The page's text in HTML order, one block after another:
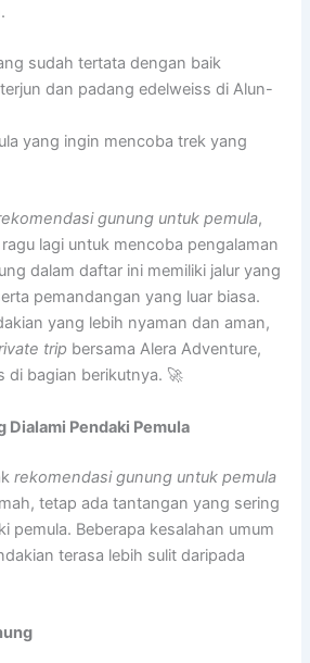
sudah tertata dengan baik
dan padang edelweiss di Alun-
yang ingin mencoba trek yang
gunung untuk pemula,
lagi untuk mencoba pengalaman
dalam daftar ini memiliki jalur yang
pemandangan yang luar biasa.
yang lebih nyaman dan aman,
trip bersama Alera Adventure,
di bagian berikutnya. 🚀
Dialami Pendaki Pemula
rekomendasi gunung untuk pemula
tetap ada tantangan yang sering
pemula. Beberapa kesalahan umum
terasa lebih sulit daripada